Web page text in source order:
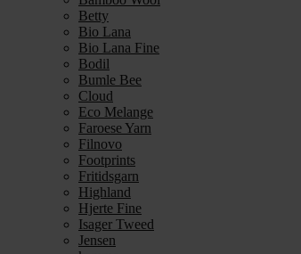
Betty
Bio Lana
Bio Lana Fine
Bodil
Bumle Bee
Cloud
Eco Melange
Faroese Yarn
Filnovo
Footprints
Fritidsgarn
Highland
Hjerte Fine
Isager Tweed
Jensen